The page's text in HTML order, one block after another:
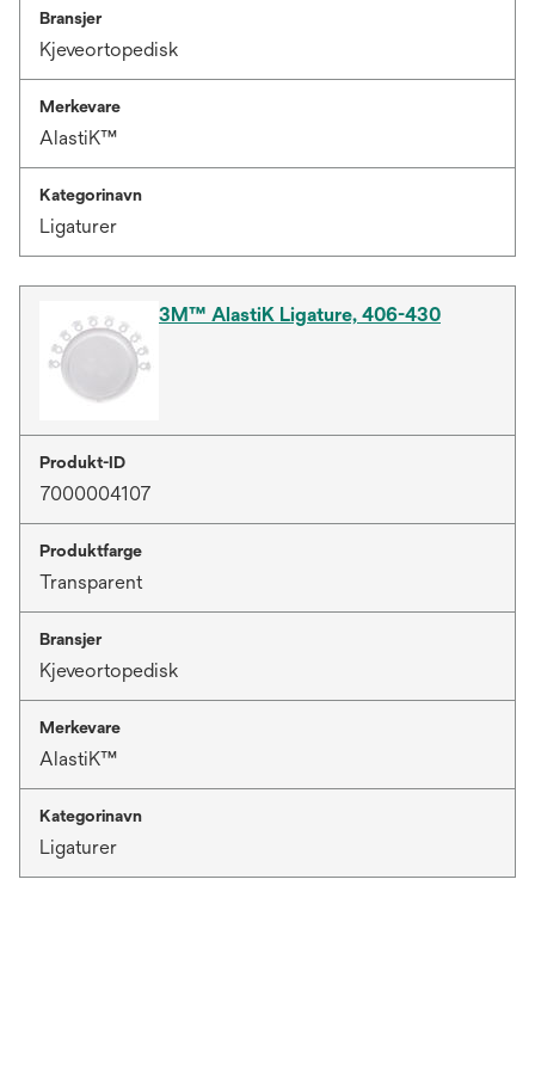
Bransjer
Kjeveortopedisk
Merkevare
AlastiK™
Kategorinavn
Ligaturer
3M™ AlastiK Ligature, 406-430
Produkt-ID
7000004107
Produktfarge
Transparent
Bransjer
Kjeveortopedisk
Merkevare
AlastiK™
Kategorinavn
Ligaturer